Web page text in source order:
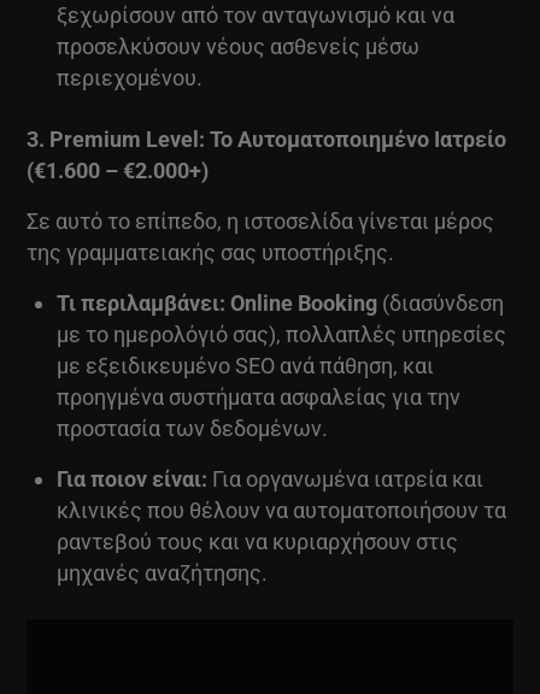
ξεχωρίσουν από τον ανταγωνισμό και να
προσελκύσουν νέους ασθενείς μέσω
περιεχομένου.
3. Premium Level: Το Αυτοματοποιημένο Ιατρείο
(€1.600 – €2.000+)
Σε αυτό το επίπεδο, η ιστοσελίδα γίνεται μέρος
της γραμματειακής σας υποστήριξης.
Τι περιλαμβάνει: Online Booking (διασύνδεση
με το ημερολόγιό σας), πολλαπλές υπηρεσίες
με εξειδικευμένο SEO ανά πάθηση, και
προηγμένα συστήματα ασφαλείας για την
προστασία των δεδομένων.
Για ποιον είναι: Για οργανωμένα ιατρεία και
κλινικές που θέλουν να αυτοματοποιήσουν τα
ραντεβού τους και να κυριαρχήσουν στις
μηχανές αναζήτησης.